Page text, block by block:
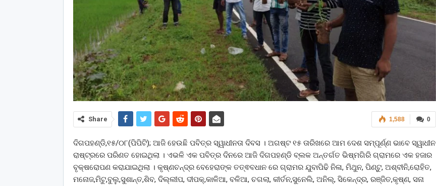
0
1,588
Share
ଦିଗପହଣ୍ଡି,୧୫/୦୮(ପିପିଟି); ଆଜି ହେଉଛି ପବିତ୍ର ସ୍ୱାଧୀନତା ଦିବସ । ଅଗଷ୍ଟ ୧୫ ତାରିଖରେ ଆମ ଦେଶ ସମ୍ପୂର୍ଣ୍ଣ ଭାବେ ସ୍ୱାଧୀନ
ରାଷ୍ଟ୍ରରେ ପରିଣତ ହୋଇଥିଲା । ଏଭଳି ଏକ ପବିତ୍ର ଦିନରେ ଆଜି ଦିଗପହଣ୍ଡି ବ୍ଲକ ଅନ୍ତର୍ଗତ ଭିଷ୍ମଗିରି ଗ୍ରାମରେ ଏକ ହଜାର
ବୃକ୍ଷରୋପଣ କରାଯାଇଥିଲା । କୃଷ୍ଣଚନ୍ଦ୍ର ବେହେରାଙ୍କ ତତ୍ଵବଧାନ ରେ ଗ୍ରାମର ଯୁବାପିଢି ନିଳା, ମିଥୁନ, ପିଣ୍ଟୁ, ଅଶ୍ବୀନି,ରୋହିତ,
ମନୋଜ,ମିଟୁ,ବୁଲୁ,ସୁଶାନ୍ତ,ଶିବ, ଦିଲ୍ଲୀପ, ଦୀପକ୍,କାଳିଆ, ବଳିଆ, ଚଗଲା, କୀର୍ତନ,ସୁନେଲି, ଅନିଲ୍, ସିକେନ୍ଦ୍ର, ରଞ୍ଜିତ,କୃଷ୍ଣ, ସନା